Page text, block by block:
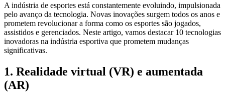
A indústria de esportes está constantemente evoluindo, impulsionada
pelo avanço da tecnologia. Novas inovações surgem todos os anos e
prometem revolucionar a forma como os esportes são jogados,
assistidos e gerenciados. Neste artigo, vamos destacar 10 tecnologias
inovadoras na indústria esportiva que prometem mudanças
significativas.
1. Realidade virtual (VR) e aumentada
(AR)